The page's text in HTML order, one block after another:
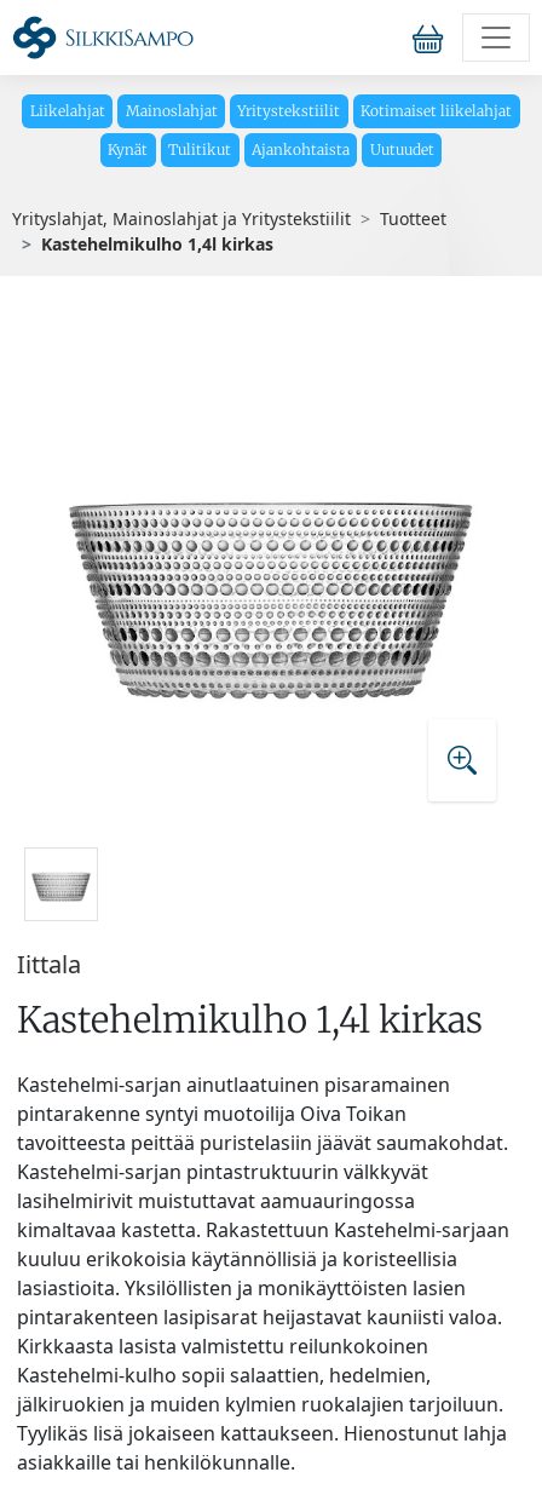
Liikelahjat Mainoslahjat Yritystekstiilit Kotimaiset liikelahjat
Kynät Tulitikut Ajankohtaista Uutuudet
Yrityslahjat, Mainoslahjat ja Yritystekstiilit
Tuotteet
Kastehelmikulho 1,4l kirkas
Iittala
Kastehelmikulho 1,4l kirkas
Kastehelmi-sarjan ainutlaatuinen pisaramainen
pintarakenne syntyi muotoilija Oiva Toikan
tavoitteesta peittää puristelasiin jäävät saumakohdat.
Kastehelmi-sarjan pintastruktuurin välkkyvät
lasihelmirivit muistuttavat aamuauringossa
kimaltavaa kastetta. Rakastettuun Kastehelmi-sarjaan
kuuluu erikokoisia käytännöllisiä ja koristeellisia
lasiastioita. Yksilöllisten ja monikäyttöisten lasien
pintarakenteen lasipisarat heijastavat kauniisti valoa.
Kirkkaasta lasista valmistettu reilunkokoinen
Kastehelmi-kulho sopii salaattien, hedelmien,
jälkiruokien ja muiden kylmien ruokalajien tarjoiluun.
Tyylikäs lisä jokaiseen kattaukseen. Hienostunut lahja
asiakkaille tai henkilökunnalle.